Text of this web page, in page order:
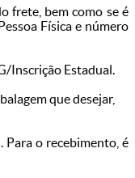
frete, bem como se é
Física e número
Inscrição Estadual.
que desejar,
o recebimento, é